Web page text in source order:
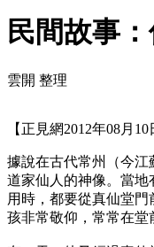
民間故事
雲開 整理
【正見網2012年08月10
據說在古代常州（今
道家仙人的神像。當
用時，都要從真仙堂
孩非常敬仰，常常在堂